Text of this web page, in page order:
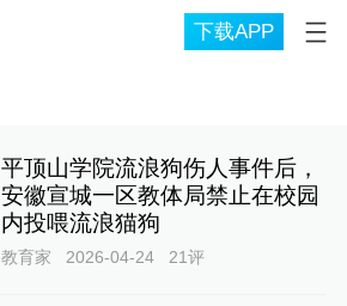
下载APP
平顶山学院流浪狗伤人事件后，
安徽宣城一区教体局禁止在校园
内投喂流浪猫狗
教育家 2026-04-24 21评